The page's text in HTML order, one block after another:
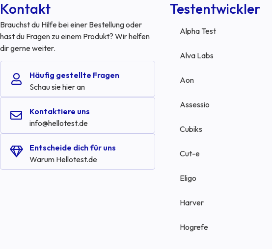
Kontakt
Brauchst du Hilfe bei einer Bestellung oder
hast du Fragen zu einem Produkt? Wir helfen
dir gerne weiter.
Häufig gestellte Fragen
Schau sie hier an
Kontaktiere uns
info@hellotest.de
Entscheide dich für uns
Warum Hellotest.de
Testentwickler
Alpha Test
Alva Labs
Aon
Assessio
Cubiks
Cut-e
Eligo
Harver
Hogrefe